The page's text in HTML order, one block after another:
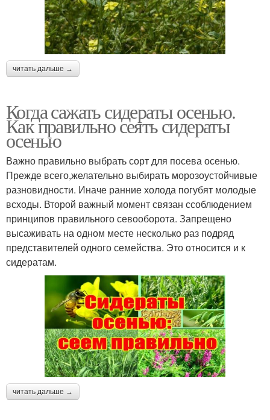
читать дальше →
Когда сажать сидераты осенью.
Как правильно сеять сидераты
осенью
Важно правильно выбрать сорт для посева осенью.
Прежде всего,желательно выбирать морозоустойчивые
разновидности. Иначе ранние холода погубят молодые
всходы. Второй важный момент связан ссоблюдением
принципов правильного севооборота. Запрещено
высаживать на одном месте несколько раз подряд
представителей одного семейства. Это относится и к
сидератам.
читать дальше →